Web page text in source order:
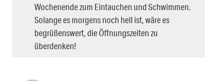
Wochenende zum Eintauchen und Schwimmen.
Solange es morgens noch hell ist, wäre es
begrüßenswert, die Öffnungszeiten zu
überdenken!